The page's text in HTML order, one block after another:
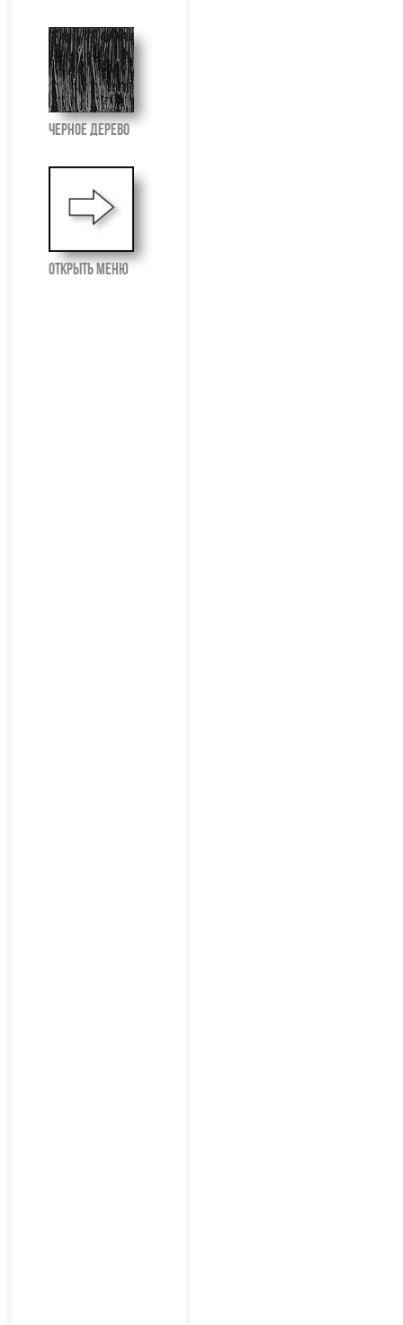
Черное Дерево
открыть меню